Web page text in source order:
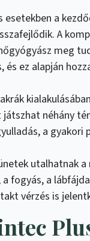
esetekben a
A
meg
és ez alapján
játszhat néhány
a gyakori
utalhatnak a
a fogyás, a
vérzés is